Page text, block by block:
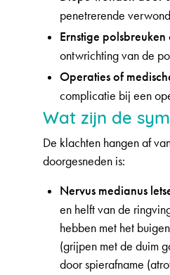
penetrerende
Ernstige
ontwrichting van de
Operaties of
complicatie bij een
Wat zijn de
De klachten hangen af
doorgesneden is:
Nervus medianus
en helft van de
hebben met het
(grijpen met de duim
door spierafname